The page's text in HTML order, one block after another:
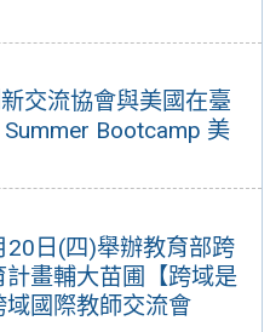
交流協會與美國在臺
Bootcamp 美
日(四)舉辦教育部跨
畫輔大苗圃【跨域是
國際教師交流會